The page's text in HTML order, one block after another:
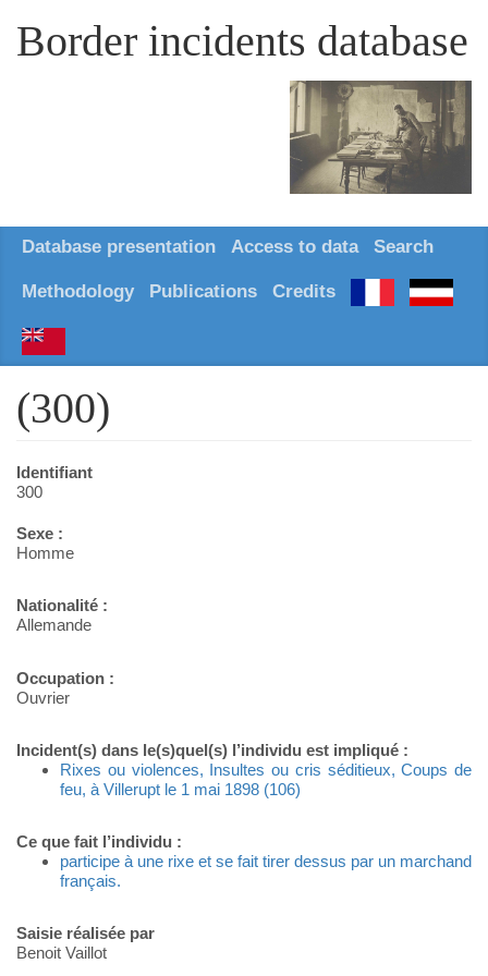
Border incidents database
Database presentation Access to data Search
Methodology Publications Credits
(300)
Identifiant
300
Sexe :
Homme
Nationalité :
Allemande
Occupation :
Ouvrier
Incident(s) dans le(s)quel(s) l’individu est impliqué :
Rixes ou violences, Insultes ou cris séditieux, Coups de
feu, à Villerupt le 1 mai 1898 (106)
Ce que fait l’individu :
participe à une rixe et se fait tirer dessus par un marchand
français.
Saisie réalisée par
Benoit Vaillot